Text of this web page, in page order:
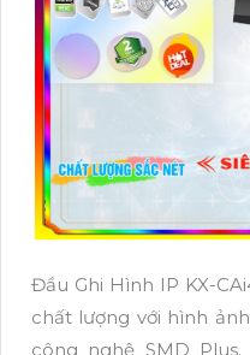
Đầu Ghi Hình IP KX-
chất lượng với hình
công nghệ SMD